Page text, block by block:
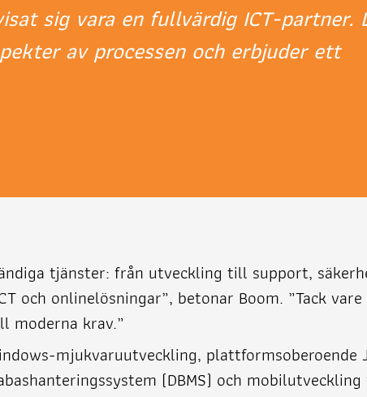
sig vara en fullvärdig ICT-partner.
av processen och erbjuder ett
tjänster: från utveckling till support,
och onlinelösningar”, betonar Boom. ”Tack
moderna krav.”
mjukvaruutveckling, plattformsoberoende
(DBMS) och